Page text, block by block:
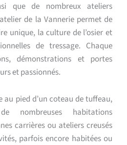
que de nombreux ateliers
de la Vannerie permet de
unique, la culture de l’osier et
de tressage. Chaque
démonstrations et portes
et passionnés.
au pied d’un coteau de tuffeau,
nombreuses habitations
carrières ou ateliers creusés
parfois encore habitées ou